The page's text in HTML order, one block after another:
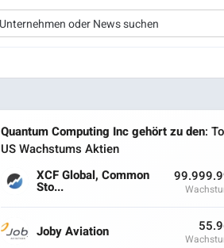
Quantum Computing Inc gehört zu den:
US Wachstums Aktien
XCF Global, Common
Sto...
Joby Aviation